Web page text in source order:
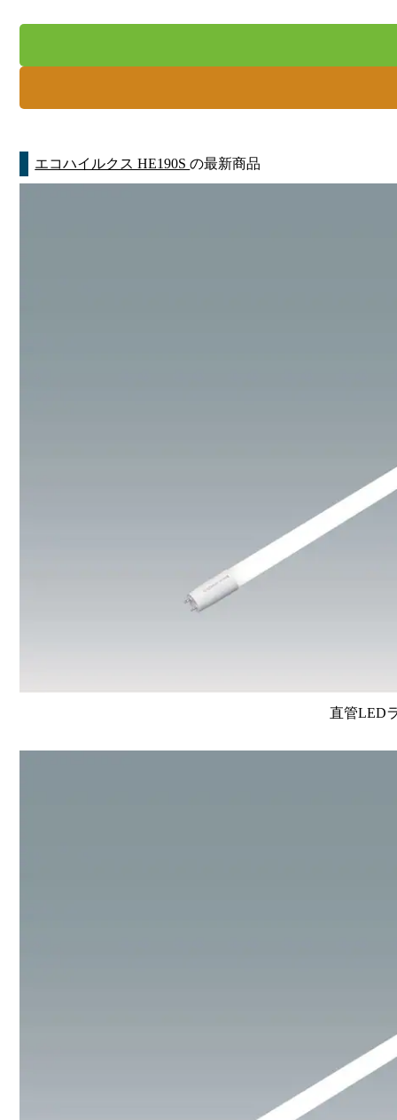
エコハイルクス HE190Sの最新商品
直管LED